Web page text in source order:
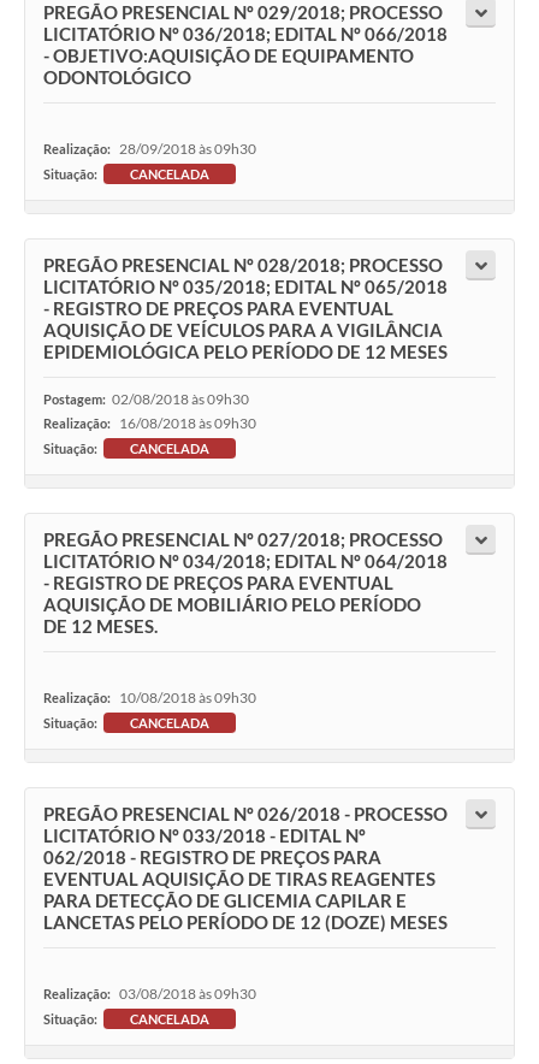
PREGÃO PRESENCIAL Nº 029/2018; PROCESSO
LICITATÓRIO Nº 036/2018; EDITAL Nº 066/2018
- OBJETIVO:AQUISIÇÃO DE EQUIPAMENTO
ODONTOLÓGICO
Realização: 28/09/2018 às 09h30
Situação: CANCELADA
PREGÃO PRESENCIAL Nº 028/2018; PROCESSO
LICITATÓRIO Nº 035/2018; EDITAL Nº 065/2018
- REGISTRO DE PREÇOS PARA EVENTUAL
AQUISIÇÃO DE VEÍCULOS PARA A VIGILÂNCIA
EPIDEMIOLÓGICA PELO PERÍODO DE 12 MESES
Postagem: 02/08/2018 às 09h30
Realização: 16/08/2018 às 09h30
Situação: CANCELADA
PREGÃO PRESENCIAL Nº 027/2018; PROCESSO
LICITATÓRIO Nº 034/2018; EDITAL Nº 064/2018
- REGISTRO DE PREÇOS PARA EVENTUAL
AQUISIÇÃO DE MOBILIÁRIO PELO PERÍODO
DE 12 MESES.
Realização: 10/08/2018 às 09h30
Situação: CANCELADA
PREGÃO PRESENCIAL Nº 026/2018 - PROCESSO
LICITATÓRIO Nº 033/2018 - EDITAL Nº
062/2018 - REGISTRO DE PREÇOS PARA
EVENTUAL AQUISIÇÃO DE TIRAS REAGENTES
PARA DETECÇÃO DE GLICEMIA CAPILAR E
LANCETAS PELO PERÍODO DE 12 (DOZE) MESES
Realização: 03/08/2018 às 09h30
Situação: CANCELADA